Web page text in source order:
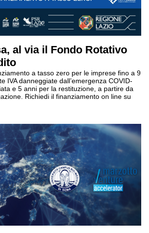
al via il Fondo Rotativo
a tasso zero per le imprese fino a 9
IVA danneggiate dall’emergenza COVID-
e 5 anni per la restituzione, a partire da
Richiedi il finanziamento on line su